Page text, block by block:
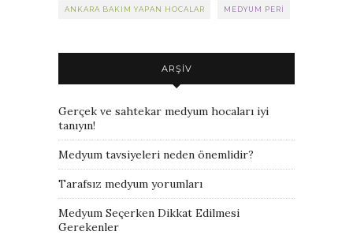
ANKARA BAKIM YAPAN HOCALAR MEDYUM PERI
ARŞIV
Gerçek ve sahtekar medyum hocaları iyi
tanıyın!
Medyum tavsiyeleri neden önemlidir?
Tarafsız medyum yorumları
Medyum Seçerken Dikkat Edilmesi
Gerekenler